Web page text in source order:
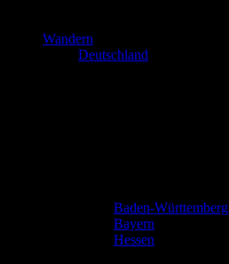
Wandern
Deutschland
Baden-Württemberg
Bayern
Hessen